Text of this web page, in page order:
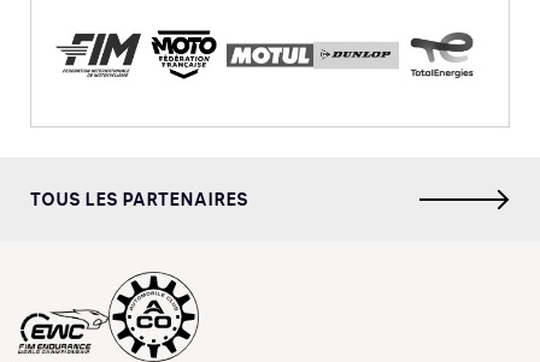
TOUS LES PARTENAIRES